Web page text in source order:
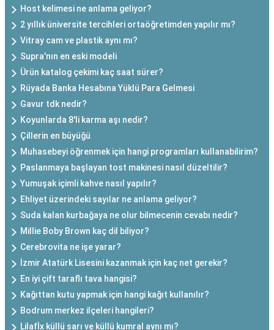
Host kelimesi ne anlama geliyor?
2 yıllık üniversite tercihleri ortaöğretimden yapılır mı?
Vitray cam ve plastik aynı mı?
Supra'nın en eski modeli
Ürün katalog çekimi kaç saat sürer?
Rüyada Banka Hesabına Yüklü Para Gelmesi
Gavur tdk nedir?
Koyunlarda 8'li karma aşı nedir?
Çillerin en büyüğü
Muhasebeyi öğrenmek için hangi programları kullanabilirim?
Paslanmaya başlayan tost makinesi nasıl düzeltilir?
Yumuşak içimli kahve nasıl yapılır?
Ehliyet üzerindeki sayılar ne anlama geliyor?
Suda kalan kurbağaya ne olur bilmecenin cevabı nedir?
Millie Boby Brown kaç dil biliyor?
Cerebrovita ne işe yarar?
İzmir Atatürk Lisesini kazanmak için kaç net gerekir?
En iyi çift taraflı tava hangisi?
Kağıttan kutu yapmak için hangi kağıt kullanılır?
Bodrum merkez ilçeleri hangileri?
Lilafİx küllü sarı ve küllü kumral aynı mı?